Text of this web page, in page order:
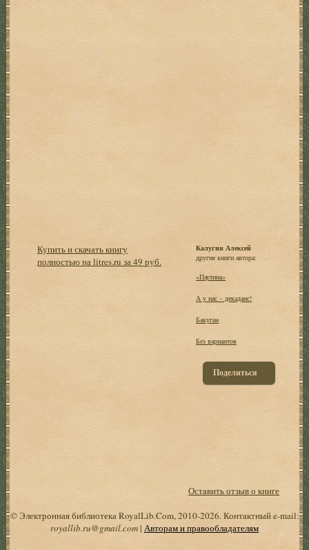
Купить и скачать книгу
полностью на litres.ru за 49 руб.
Калугин Алексей
другие книги автора:
«Паутина»
А у нас – декаданс!
Бакуган
Без вариантов
Поделиться
Оставить отзыв о книге
© Электронная библиотека RoyalLib.Com, 2010-2026. Контактный e-mail:
royallib.ru@gmail.com| Авторам и правообладателям